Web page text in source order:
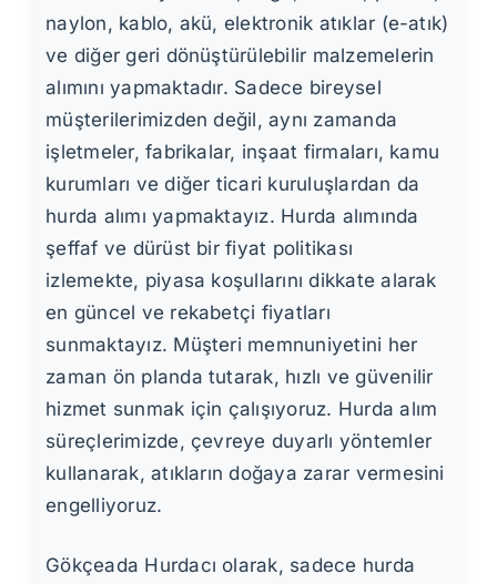
naylon, kablo, akü, elektronik atıklar (e-atık)
ve diğer geri dönüştürülebilir malzemelerin
alımını yapmaktadır. Sadece bireysel
müşterilerimizden değil, aynı zamanda
işletmeler, fabrikalar, inşaat firmaları, kamu
kurumları ve diğer ticari kuruluşlardan da
hurda alımı yapmaktayız. Hurda alımında
şeffaf ve dürüst bir fiyat politikası
izlemekte, piyasa koşullarını dikkate alarak
en güncel ve rekabetçi fiyatları
sunmaktayız. Müşteri memnuniyetini her
zaman ön planda tutarak, hızlı ve güvenilir
hizmet sunmak için çalışıyoruz. Hurda alım
süreçlerimizde, çevreye duyarlı yöntemler
kullanarak, atıkların doğaya zarar vermesini
engelliyoruz.
Gökçeada Hurdacı olarak, sadece hurda